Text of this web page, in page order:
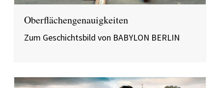
Oberflächengenauigkeiten
Zum Geschichtsbild von BABYLON BERLIN